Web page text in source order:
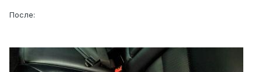
После: